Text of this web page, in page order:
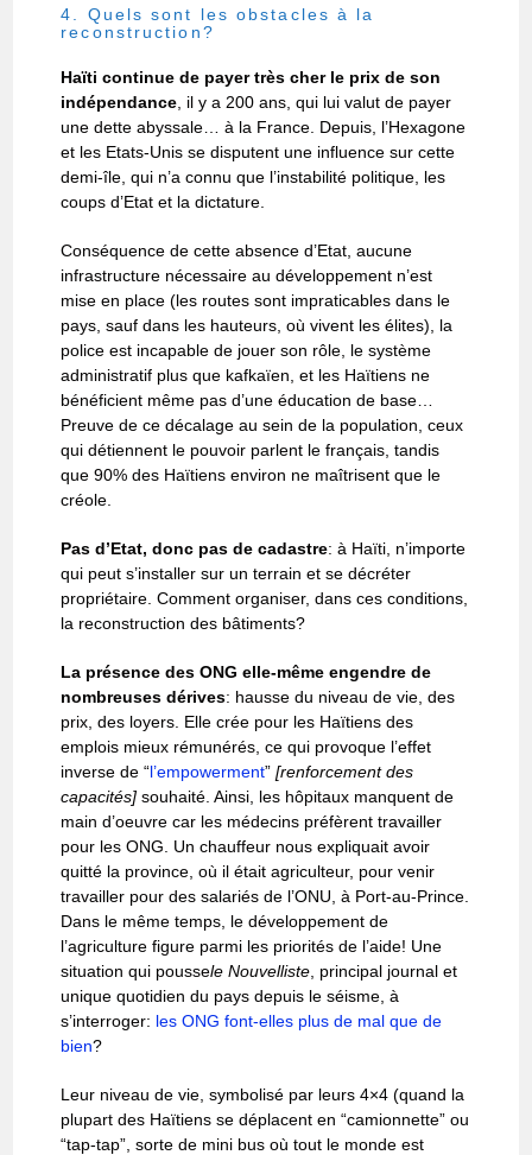
4. Quels sont les obstacles à la
reconstruction?
Haïti continue de payer très cher le prix de son
indépendance, il y a 200 ans, qui lui valut de payer
une dette abyssale… à la France. Depuis, l’Hexagone
et les Etats-Unis se disputent une influence sur cette
demi-île, qui n’a connu que l’instabilité politique, les
coups d’Etat et la dictature.
Conséquence de cette absence d’Etat, aucune
infrastructure nécessaire au développement n’est
mise en place (les routes sont impraticables dans le
pays, sauf dans les hauteurs, où vivent les élites), la
police est incapable de jouer son rôle, le système
administratif plus que kafkaïen, et les Haïtiens ne
bénéficient même pas d’une éducation de base…
Preuve de ce décalage au sein de la population, ceux
qui détiennent le pouvoir parlent le français, tandis
que 90% des Haïtiens environ ne maîtrisent que le
créole.
Pas d’Etat, donc pas de cadastre: à Haïti, n’importe
qui peut s’installer sur un terrain et se décréter
propriétaire. Comment organiser, dans ces conditions,
la reconstruction des bâtiments?
La présence des ONG elle-même engendre de
nombreuses dérives: hausse du niveau de vie, des
prix, des loyers. Elle crée pour les Haïtiens des
emplois mieux rémunérés, ce qui provoque l’effet
inverse de “l’empowerment”[renforcement des
capacités] souhaité. Ainsi, les hôpitaux manquent de
main d’oeuvre car les médecins préfèrent travailler
pour les ONG. Un chauffeur nous expliquait avoir
quitté la province, où il était agriculteur, pour venir
travailler pour des salariés de l’ONU, à Port-au-Prince.
Dans le même temps, le développement de
l’agriculture figure parmi les priorités de l’aide! Une
situation qui poussele Nouvelliste, principal journal et
unique quotidien du pays depuis le séisme, à
s’interroger: les ONG font-elles plus de mal que de
bien?
Leur niveau de vie, symbolisé par leurs 4×4 (quand la
plupart des Haïtiens se déplacent en “camionnette” ou
“tap-tap”, sorte de mini bus où tout le monde est